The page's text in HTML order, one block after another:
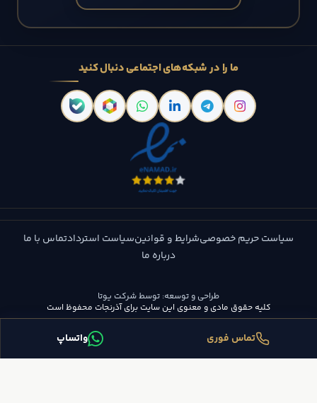
ما را در شبکه‌های اجتماعی دنبال کنید
سیاست حریم خصوصیشرایط و قوانینسیاست استردادتماس با ما
درباره ما
کلیه حقوق مادی و معنوی این سایت برای آذرنجات محفوظ است
طراحی و توسعه: توسط شرکت یوتا
تماس فوری واتساپ